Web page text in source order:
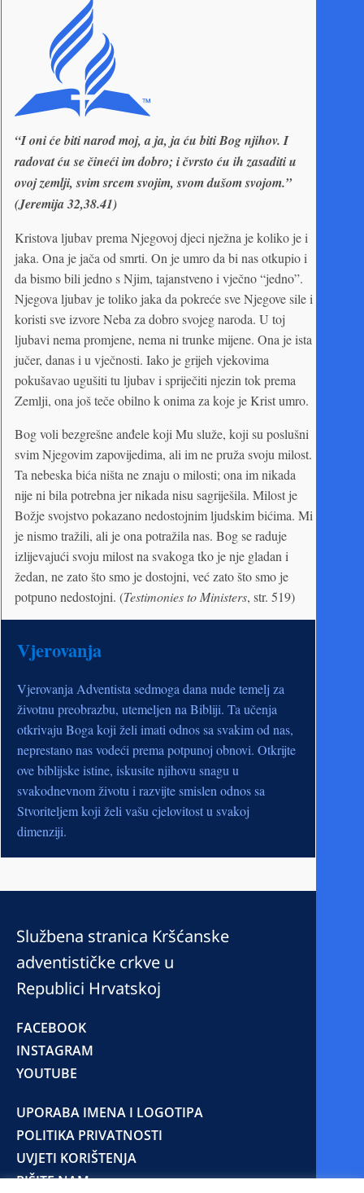
“I oni će biti narod moj, a ja, ja ću biti Bog njihov. I
radovat ću se čineći im dobro; i čvrsto ću ih zasaditi u
ovoj zemlji, svim srcem svojim, svom dušom svojom.”
(Jeremija 32,38.41)
Kristova ljubav prema Njegovoj djeci nježna je koliko je i
jaka. Ona je jača od smrti. On je umro da bi nas otkupio i
da bismo bili jedno s Njim, tajanstveno i vječno “jedno”.
Njegova ljubav je toliko jaka da pokreće sve Njegove sile i
koristi sve izvore Neba za dobro svojeg naroda. U toj
ljubavi nema promjene, nema ni trunke mijene. Ona je ista
jučer, danas i u vječnosti. Iako je grijeh vjekovima
pokušavao ugušiti tu ljubav i spriječiti njezin tok prema
Zemlji, ona još teče obilno k onima za koje je Krist umro.
Bog voli bezgrešne anđele koji Mu služe, koji su poslušni
svim Njegovim zapovijedima, ali im ne pruža svoju milost.
Ta nebeska bića ništa ne znaju o milosti; ona im nikada
nije ni bila potrebna jer nikada nisu sagriješila. Milost je
Božje svojstvo pokazano nedostojnim ljudskim bićima. Mi
je nismo tražili, ali je ona potražila nas. Bog se raduje
izlijevajući svoju milost na svakoga tko je nje gladan i
žedan, ne zato što smo je dostojni, već zato što smo je
potpuno nedostojni. (Testimonies to Ministers, str. 519)
Vjerovanja
Vjerovanja Adventista sedmoga dana nude temelj za
životnu preobrazbu, utemeljen na Bibliji. Ta učenja
otkrivaju Boga koji želi imati odnos sa svakim od nas,
neprestano nas vodeći prema potpunoj obnovi. Otkrijte
ove biblijske istine, iskusite njihovu snagu u
svakodnevnom životu i razvijte smislen odnos sa
Stvoriteljem koji želi vašu cjelovitost u svakoj
dimenziji.
Službena stranica Kršćanske
adventističke crkve u
Republici Hrvatskoj
FACEBOOK
INSTAGRAM
YOUTUBE
UPORABA IMENA I LOGOTIPA
POLITIKA PRIVATNOSTI
UVJETI KORIŠTENJA
PIŠITE NAM